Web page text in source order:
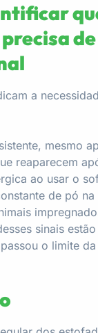
a
mesmo
reaparecem
ao usar o
de pó
sinais
o limite